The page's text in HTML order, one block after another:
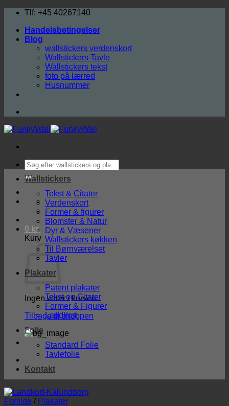
Fortsæt
indhold
Tlf: +45 40267140
Handelsbetingelser
Blog
wallstickers verdenskort
Wallstickers Tavle
Wallstickers tekst
foto på lærred
Husnummer
Søg
efter:
0 kr.
Kurv
Ingen varer i kurven.
Tilbage til shoppen
Wallstickers
Tekst & Citater
Verdenskort
Former & figurer
Blomster & Natur
Dyr & Væsener
Wallstickers køkken
Til Børnværelset
Tavler
Plakater
Patent plakater
Tekst og Citater
Former & Figurer
Landkort
Folie
Standard Folie
Tavlefolie
Kontakt
Forside / Plakater